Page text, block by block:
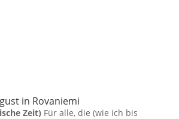
in Rovaniemi
Zeit) Für alle, die (wie ich bis